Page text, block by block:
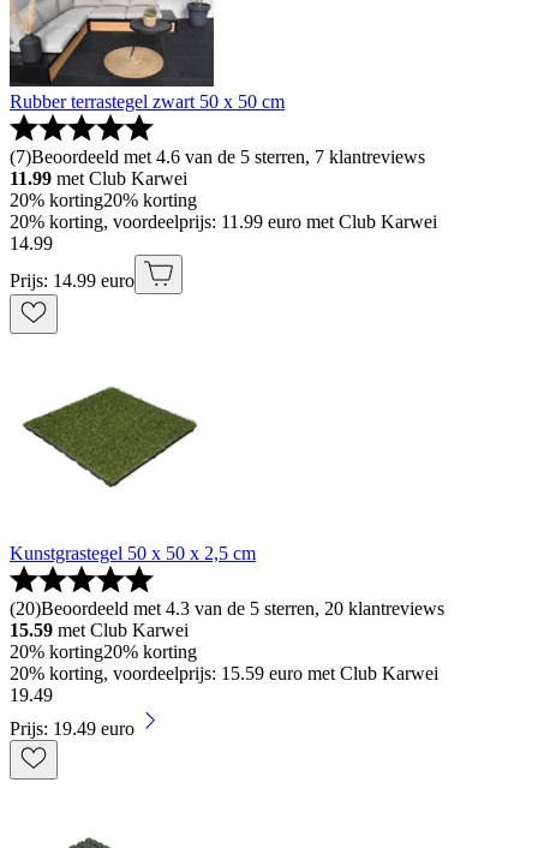
Rubber terrastegel zwart 50 x 50 cm
(7)Beoordeeld met 4.6 van de 5 sterren, 7 klantreviews
11.99 met Club Karwei
20% korting20% korting
20% korting, voordeelprijs: 11.99 euro met Club Karwei
14.99
Prijs: 14.99 euro
Kunstgrastegel 50 x 50 x 2,5 cm
(20)Beoordeeld met 4.3 van de 5 sterren, 20 klantreviews
15.59 met Club Karwei
20% korting20% korting
20% korting, voordeelprijs: 15.59 euro met Club Karwei
19.49
Prijs: 19.49 euro